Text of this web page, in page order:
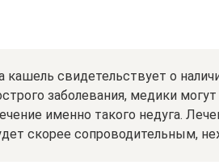
кашель свидетельствует о
заболевания, медики
именно такого недуга.
скорее сопроводительным,